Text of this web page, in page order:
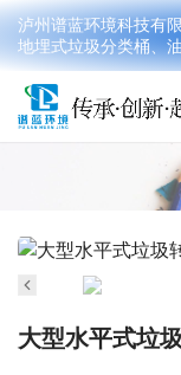
大型水平式垃
泸州谱蓝环境科技有
地埋式垃圾分类桶、
18090199016(韩先